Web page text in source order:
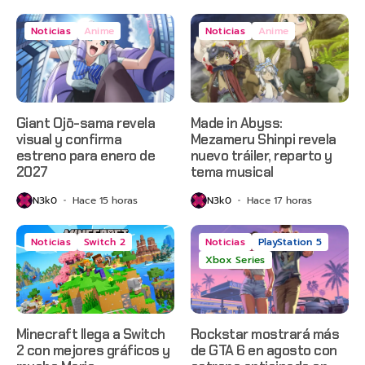
Noticias Anime
Giant Ojō-sama revela
visual y confirma
estreno para enero de
2027
N3k0 Hace 15 horas
Noticias Anime
Made in Abyss:
Mezameru Shinpi revela
nuevo tráiler, reparto y
tema musical
N3k0 Hace 17 horas
Noticias Switch 2
Minecraft llega a Switch
2 con mejores gráficos y
Noticias
PlayStation 5
Xbox Series
Rockstar mostrará más
de GTA 6 en agosto con